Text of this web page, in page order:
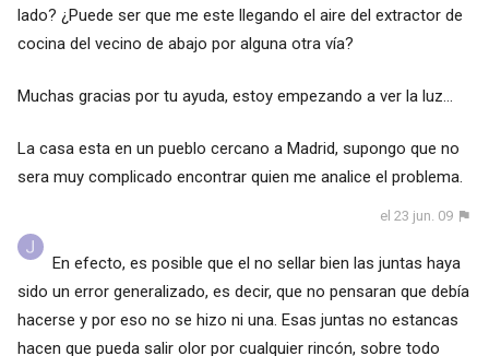
lado? ¿Puede ser que me este llegando el aire del extractor de
cocina del vecino de abajo por alguna otra vía?
Muchas gracias por tu ayuda, estoy empezando a ver la luz...
La casa esta en un pueblo cercano a Madrid, supongo que no
sera muy complicado encontrar quien me analice el problema.
el 23 jun. 09
En efecto, es posible que el no sellar bien las juntas haya
sido un error generalizado, es decir, que no pensaran que debía
hacerse y por eso no se hizo ni una. Esas juntas no estancas
hacen que pueda salir olor por cualquier rincón, sobre todo